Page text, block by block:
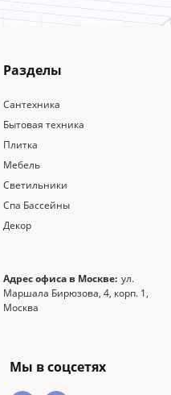
Разделы
Сантехника
Бытовая техника
Плитка
Мебель
Светильники
Спа Бассейны
Декор
Адрес офиса в Москве: ул.
Маршала Бирюзова, 4, корп. 1,
Москва
Мы в соцсетях